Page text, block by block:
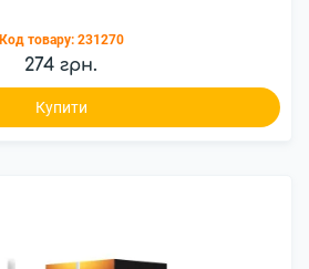
Код товару: 231270
274 грн.
Купити